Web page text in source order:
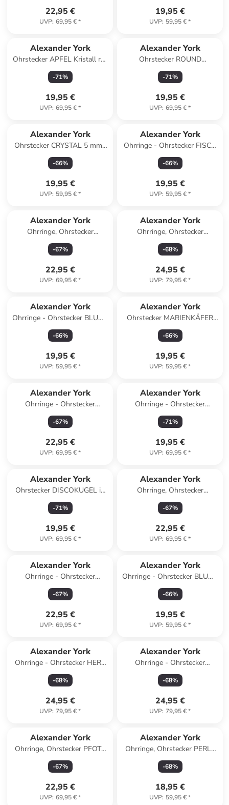
22,95 €
UVP: 69,95 €*
19,95 €
UVP: 59,95 €*
Alexander York
Ohrstecker APFEL Kristall rot
in 925 Sterling Silber, 2-tlg.
-71%
19,95 €
UVP: 69,95 €*
Alexander York
Ohrstecker ROUND
ZIRCONIA 4 mm in Gold aus
925 Sterling Silber, 2-tlg.
-71%
19,95 €
UVP: 69,95 €*
Alexander York
Ohrstecker CRYSTAL 5 mm I
peridot
-66%
19,95 €
UVP: 59,95 €*
Alexander York
Ohrringe - Ohrstecker FISCH
regenbogenfarben in 925
Silber - 2-tlg.
-66%
19,95 €
UVP: 59,95 €*
Alexander York
Ohrringe, Ohrstecker
FUSSBALL in 925 Sterling
Silber, 2-tlg.
-67%
22,95 €
UVP: 69,95 €*
Alexander York
Ohrringe, Ohrstecker
EINHORN HERZ in 925
Sterling Silber, 2-tlg. in silber
-68%
24,95 €
UVP: 79,95 €*
Alexander York
Ohrringe - Ohrstecker BLUME
Kristall amethyst in 925 Silber
- 2-tlg.
-66%
19,95 €
UVP: 59,95 €*
Alexander York
Ohrstecker MARIENKÄFER
rot in 925 Sterling Silber, 2-
tlg.
-66%
19,95 €
UVP: 59,95 €*
Alexander York
Ohrringe - Ohrstecker
REGENBOGEN mit Kristall
bunt in 925 Silber
-67%
22,95 €
UVP: 69,95 €*
Alexander York
Ohrringe - Ohrstecker
EINHORN mit Kristall pink in
925 Silber - 2-tlg.
-71%
19,95 €
UVP: 69,95 €*
Alexander York
Ohrstecker DISCOKUGEL in
925 Sterling Silber, 2-tlg.
-71%
19,95 €
UVP: 69,95 €*
Alexander York
Ohrringe, Ohrstecker
SCHILDKRÖTE in 925
Sterling Silber, 2-tlg.
-67%
22,95 €
UVP: 69,95 €*
Alexander York
Ohrringe - Ohrstecker
REGENBOGEN lila KRISTALL
in 925 Silber - 2-tlg.
-67%
22,95 €
UVP: 69,95 €*
Alexander York
Ohrringe - Ohrstecker BLUME
Kristall aqua in 925 Silber - 2-
tlg.
-66%
19,95 €
UVP: 59,95 €*
Alexander York
Ohrringe - Ohrstecker HERZ
PFERD in Gold aus 925 Silber
- 2-tlg.
-68%
24,95 €
UVP: 79,95 €*
Alexander York
Ohrringe - Ohrstecker
SCHMETTERLING in Gold
Zirkonia 925 Silber
-68%
24,95 €
UVP: 79,95 €*
Alexander York
Ohrringe, Ohrstecker PFOTE
amethyst in 925 Sterling
Silber, 2-tlg.
-67%
22,95 €
UVP: 69,95 €*
Alexander York
Ohrringe, Ohrstecker PERLE
in 925 Sterling Silber, 2-tlg.
-68%
18,95 €
UVP: 59,95 €*